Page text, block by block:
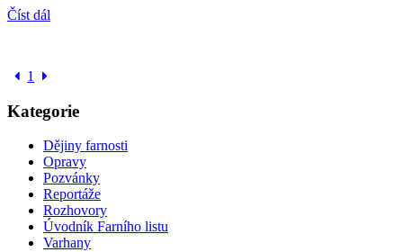
Číst dál
1
Kategorie
Dějiny farnosti
Opravy
Pozvánky
Reportáže
Rozhovory
Úvodník Farního listu
Varhany